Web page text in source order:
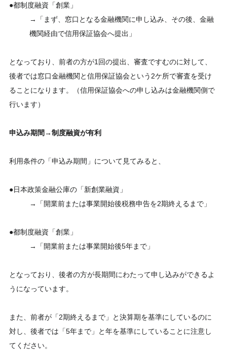
●都制度融資「創業」
→「まず、窓口となる金融機関に申し込み、その後、金融
機関経由で信用保証協会へ提出」
となっており、前者の方が1回の提出、審査ですむのに対して、
後者では窓口金融機関と信用保証協会という2ケ所で審査を受け
ることになります。（信用保証協会への申し込みは金融機関側で
行います）
申込み期間→制度融資が有利
利用条件の「申込み期間」について見てみると、
●日本政策金融公庫の「新創業融資」
→「開業前または事業開始後税務申告を2期終えるまで」
●都制度融資「創業」
→「開業前または事業開始後5年まで」
となっており、後者の方が長期間にわたって申し込みができるよ
うになっています。
また、前者が「2期終えるまで」と決算期を基準にしているのに
対し、後者では「5年まで」と年を基準にしていることに注意し
てください。